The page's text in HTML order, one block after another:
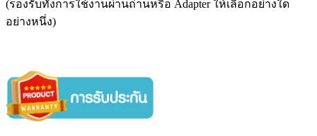
(รองรับทั้งการใช้งานผ่านถ่านหรือ Adapter ให้เลือกอย่างใด
อย่างหนึ่ง)